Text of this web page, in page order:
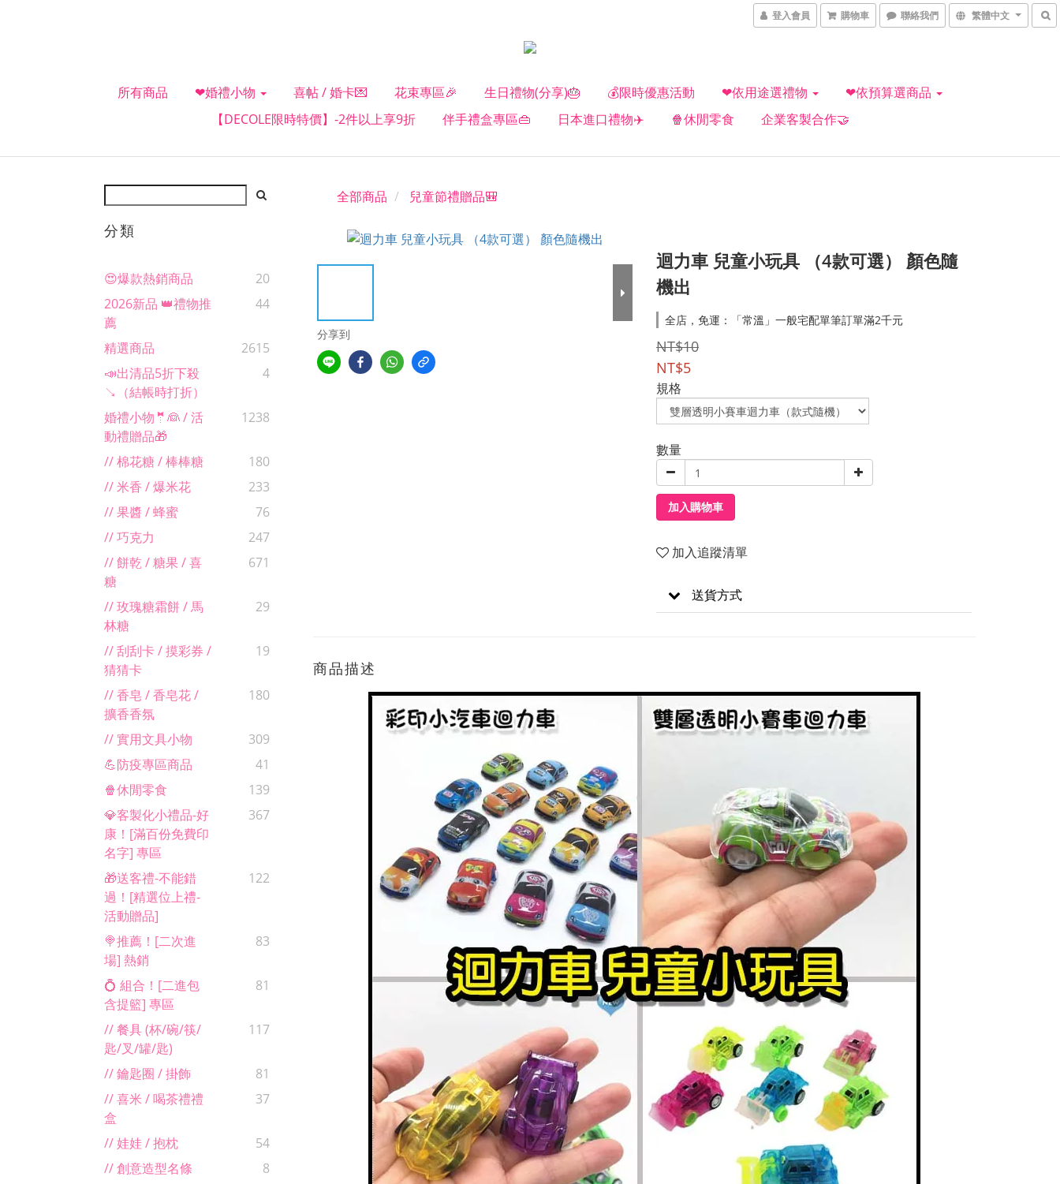
登入會員 購物車 聯絡我們 繁體中文
所有商品 ❤婚禮小物 喜帖 / 婚卡💌 花束專區🎉 生日禮物(分享)🎂 💰限時優惠活動 ❤依用途選禮物
❤依預算選商品
【DECOLE限時特價】-2件以上享9折
伴手禮盒專區👜 日本進口禮物✈️ 🍿休閒零食 企業客製合作🤝
分類
😍爆款熱銷商品
20
2026新品 👑禮物推
薦
44
精選商品
2615
📣出清品5折下殺
↘（結帳時打折）
4
婚禮小物🤵👰 / 活
動禮贈品🎁
1238
// 棉花糖 / 棒棒糖
180
// 米香 / 爆米花
233
// 果醬 / 蜂蜜
76
// 巧克力
247
// 餅乾 / 糖果 / 喜
糖
671
// 玫瑰糖霜餅 / 馬
林糖
29
// 刮刮卡 / 摸彩券 /
猜猜卡
19
// 香皂 / 香皂花 /
擴香香氛
180
// 實用文具小物
309
💪防疫專區商品
41
🍿休閒零食
139
💎客製化小禮品-好
康！[滿百份免費印
名字] 專區
367
🎁送客禮-不能錯
過！[精選位上禮-
活動贈品]
122
🍭推薦！[二次進
場] 熱銷
83
💍 組合！[二進包
含提籃] 專區
81
// 餐具 (杯/碗/筷/
匙/叉/罐/匙)
117
// 鑰匙圈 / 掛飾
81
// 喜米 / 喝茶禮禮
盒
37
// 娃娃 / 抱枕
54
// 創意造型名條
8
全部商品 兒童節禮贈品🎒
分享到
迴力車 兒童小玩具 （4款可選） 顏色隨
機出
全店，免運：「常溫」一般宅配單筆訂單滿2千元
NT$10
NT$5
規格
數量
加入購物車
加入追蹤清單
送貨方式
商品描述